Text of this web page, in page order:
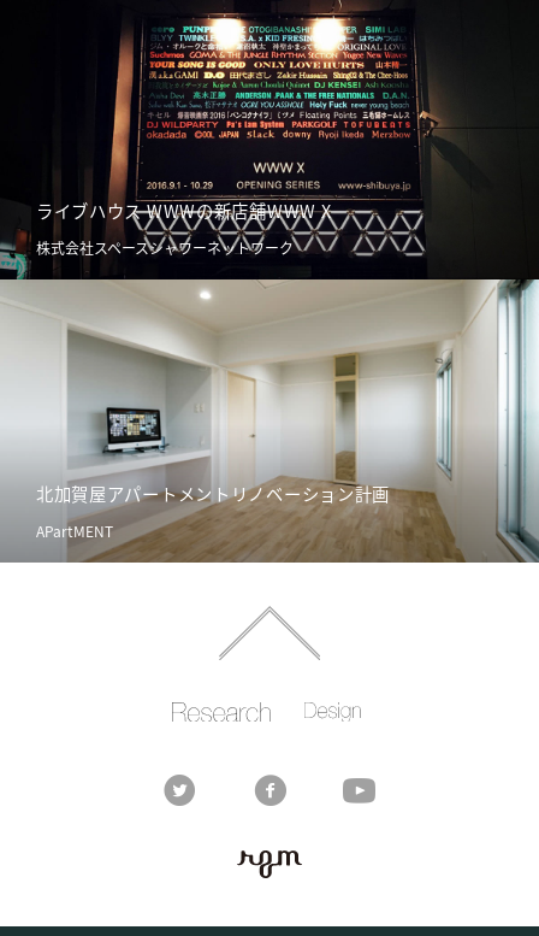
ライブハウス WWWの新店舗WWW X
株式会社スペースシャワーネットワーク
北加賀屋アパートメントリノベーション計画
APartMENT
Rhizomatiks
Rhizomatiks